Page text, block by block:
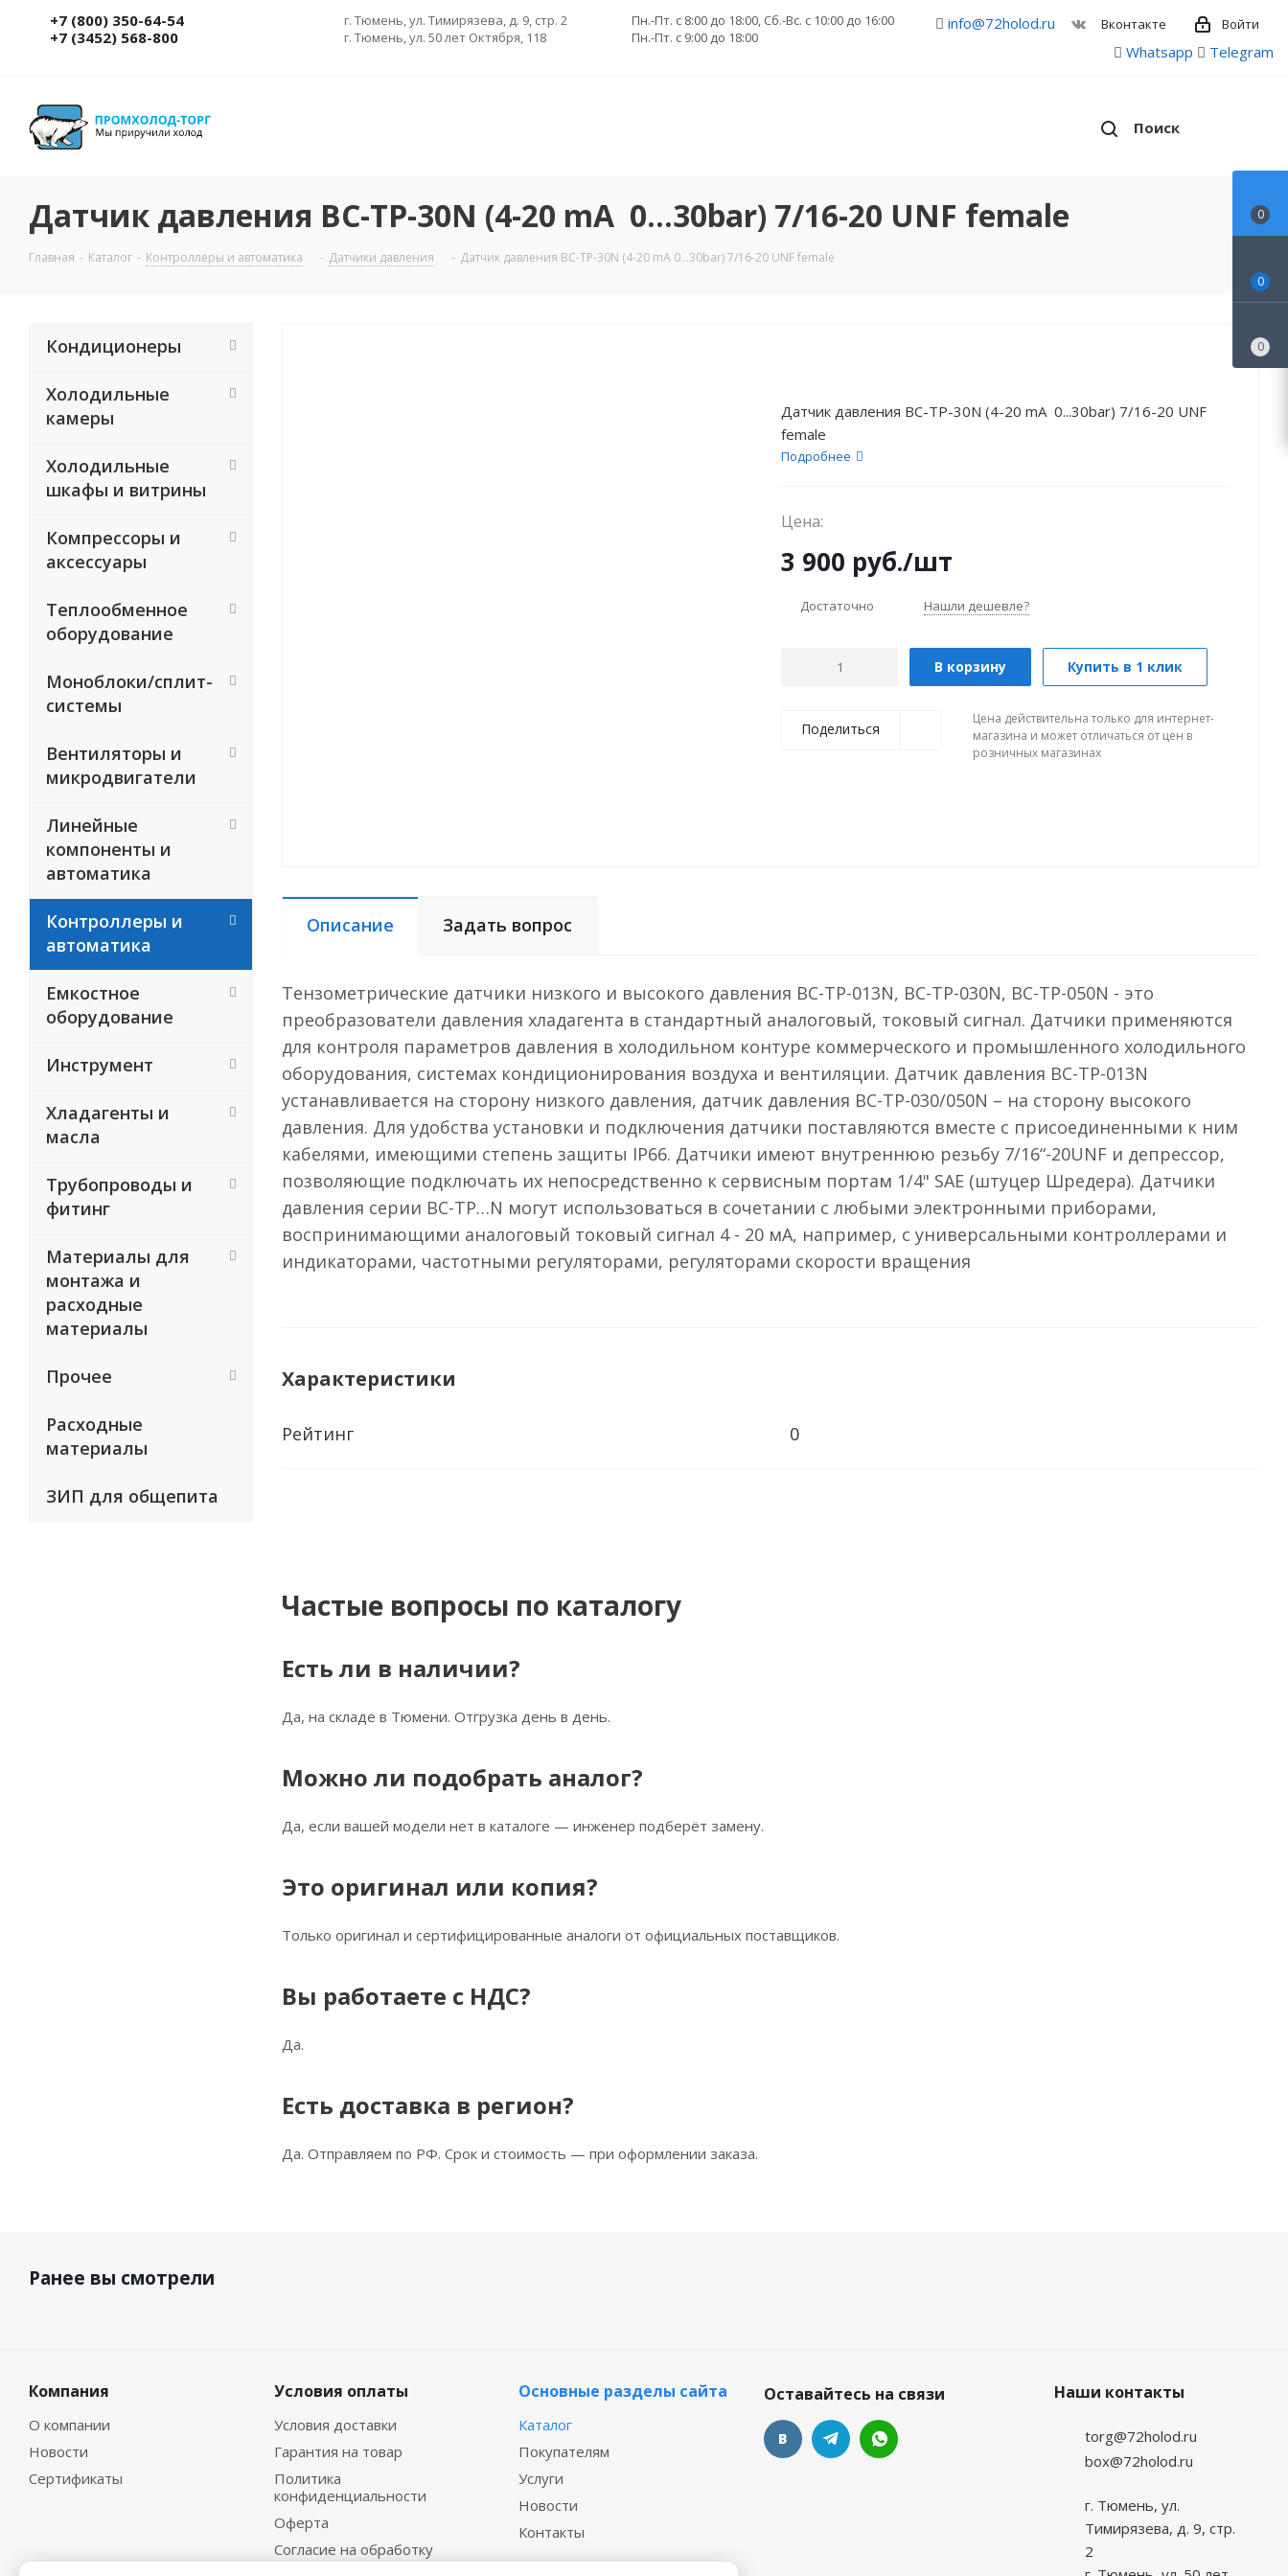
+7 (800) 350-64-54
+7 (3452) 568-800
г. Тюмень, ул. Тимирязева, д. 9, стр. 2
г. Тюмень, ул. 50 лет Октября, 118
Пн.-Пт. с 8:00 до 18:00, Сб.-Вс. с 10:00 до 16:00
Пн.-Пт. с 9:00 до 18:00
Войти
Вконтакте
info@72holod.ru
Whatsapp
Telegram
Поиск
Датчик давления BC-TP-30N (4-20 mA 0...30bar) 7/16-20 UNF female
Главная - Каталог - Контроллеры и автоматика - Датчики давления - Датчик давления BC-TP-30N (4-20 mA 0...30bar) 7/16-20 UNF female
Датчик давления BC-TP-30N (4-20 mA 0...30bar) 7/16-20 UNF
female
Подробнее
Цена:
3 900 руб./шт
Достаточно Нашли дешевле?
В корзину Купить в 1 клик
Поделиться
Цена действительна только для интернет-
магазина и может отличаться от цен в
розничных магазинах
Описание Задать вопрос
Тензометрические датчики низкого и высокого давления BC-TP-013N, BC-TP-030N, BC-TP-050N - это
преобразователи давления хладагента в стандартный аналоговый, токовый сигнал. Датчики применяются
для контроля параметров давления в холодильном контуре коммерческого и промышленного холодильного
оборудования, системах кондиционирования воздуха и вентиляции. Датчик давления BC-TP-013N
устанавливается на сторону низкого давления, датчик давления BC-TP-030/050N – на сторону высокого
давления. Для удобства установки и подключения датчики поставляются вместе с присоединенными к ним
кабелями, имеющими степень защиты IP66. Датчики имеют внутреннюю резьбу 7/16“-20UNF и депрессор,
позволяющие подключать их непосредственно к сервисным портам 1/4" SAE (штуцер Шредера). Датчики
давления серии BC-TP…N могут использоваться в сочетании с любыми электронными приборами,
воспринимающими аналоговый токовый сигнал 4 - 20 мА, например, с универсальными контроллерами и
индикаторами, частотными регуляторами, регуляторами скорости вращения
Характеристики
Рейтинг 0
Частые вопросы по каталогу
Есть ли в наличии?
Да, на складе в Тюмени. Отгрузка день в день.
Можно ли подобрать аналог?
Да, если вашей модели нет в каталоге — инженер подберёт замену.
Это оригинал или копия?
Только оригинал и сертифицированные аналоги от официальных поставщиков.
Вы работаете с НДС?
Да.
Есть доставка в регион?
Да. Отправляем по РФ. Срок и стоимость — при оформлении заказа.
Кондиционеры
Холодильные
камеры
Холодильные
шкафы и витрины
Компрессоры и
аксессуары
Теплообменное
оборудование
Моноблоки/сплит-
системы
Вентиляторы и
микродвигатели
Линейные
компоненты и
автоматика
Контроллеры и
автоматика
Емкостное
оборудование
Инструмент
Хладагенты и
масла
Трубопроводы и
фитинг
Материалы для
монтажа и
расходные
материалы
Прочее
Расходные
материалы
ЗИП для общепита
Ранее вы смотрели
Компания
О компании
Новости
Сертификаты
Условия оплаты
Условия доставки
Гарантия на товар
Политика
конфиденциальности
Оферта
Согласие на обработку
персональных данных файл
Основные разделы сайта
Каталог
Покупателям
Услуги
Новости
Контакты
Оставайтесь на связи Наши контакты
torg@72holod.ru
box@72holod.ru
г. Тюмень, ул.
Тимирязева, д. 9, стр.
2
0
0
0